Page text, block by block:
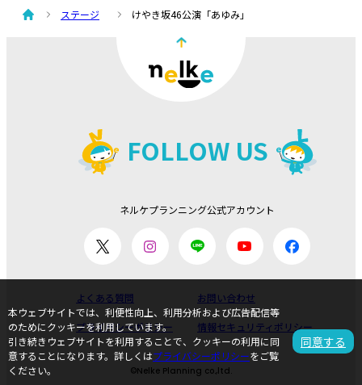
ページのトップ
ステージ けやき坂46公演「あゆみ」
FOLLOW US
ネルケプランニング公式アカウント
よくある質問 お問い合わせ
プライバシーポリシー 情報セキュリティポリシー
©Nelke Planning co.,ltd.
本ウェブサイトでは、利便性向上、利用分析および広告配信等
のためにクッキーを利用しています。
引き続きウェブサイトを利用することで、クッキーの利用に同
意することになります。詳しくはプライバシーポリシーをご覧
ください。
同意する